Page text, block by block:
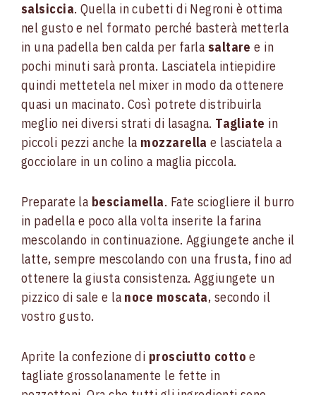
salsiccia. Quella in cubetti di Negroni è ottima
nel gusto e nel formato perché basterà metterla
in una padella ben calda per farla saltare e in
pochi minuti sarà pronta. Lasciatela intiepidire
quindi mettetela nel mixer in modo da ottenere
quasi un macinato. Così potrete distribuirla
meglio nei diversi strati di lasagna. Tagliate in
piccoli pezzi anche la mozzarella e lasciatela a
gocciolare in un colino a maglia piccola.
Preparate la besciamella. Fate sciogliere il burro
in padella e poco alla volta inserite la farina
mescolando in continuazione. Aggiungete anche il
latte, sempre mescolando con una frusta, fino ad
ottenere la giusta consistenza. Aggiungete un
pizzico di sale e la noce moscata, secondo il
vostro gusto.
Aprite la confezione di prosciutto cotto e
tagliate grossolanamente le fette in